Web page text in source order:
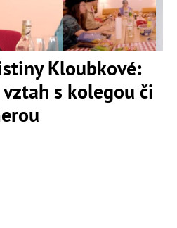
Kloubkové:
s kolegou či